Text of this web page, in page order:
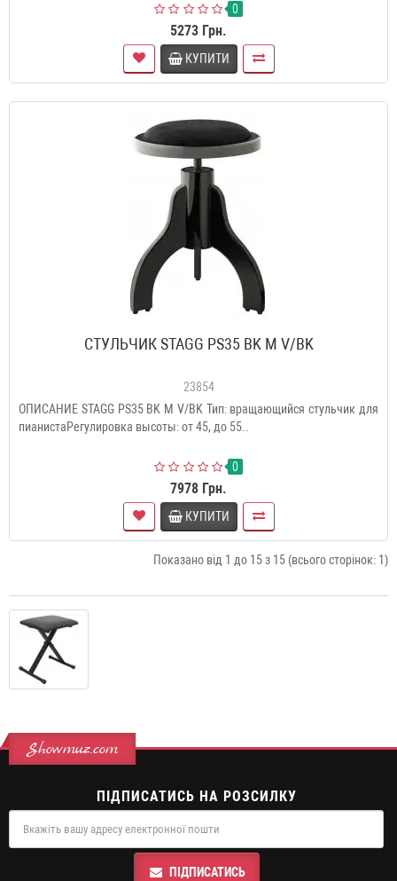
0
5273 Грн.
КУПИТИ
СТУЛЬЧИК STAGG PS35 BK M V/BK
23854
ОПИСАНИЕ STAGG PS35 BK M V/BK Тип: вращающийся стульчик для
пианистаРегулировка высоты: от 45, до 55..
0
7978 Грн.
КУПИТИ
Показано від 1 до 15 з 15 (всього сторінок: 1)
Showmuz.com
ПІДПИСАТИСЬ НА РОЗСИЛКУ
ПІДПИСАТИСЬ